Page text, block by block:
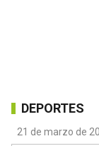
DEPORTES
21 de marzo de